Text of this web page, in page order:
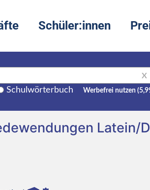
Schüler:innen
X
Schulwörterbuch Werbefrei nutzen
Latein/